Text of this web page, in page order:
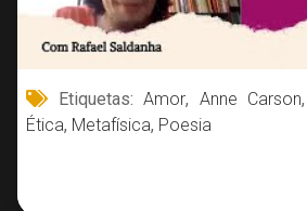
Etiquetas:Amor, Anne Carson,
Ética, Metafísica, Poesia